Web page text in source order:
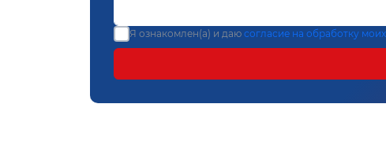
Я ознакомлен(а) и даю согласие на обработку